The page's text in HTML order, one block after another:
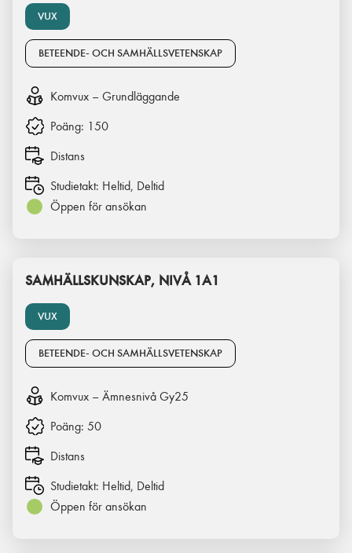
VUX
BETEENDE- OCH SAMHÄLLSVETENSKAP
Komvux – Grundläggande
Poäng: 150
Distans
Studietakt: Heltid, Deltid
Öppen för ansökan
VUX
SAMHÄLLSKUNSKAP, NIVÅ 1A1
BETEENDE- OCH SAMHÄLLSVETENSKAP
Komvux – Ämnesnivå Gy25
Poäng: 50
Distans
Studietakt: Heltid, Deltid
Öppen för ansökan